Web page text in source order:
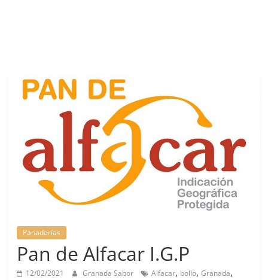
Panaderías
Pan de Alfacar I.G.P
12/02/2021 Granada Sabor Alfacar, bollo,Granada,